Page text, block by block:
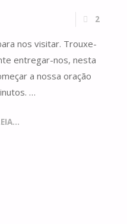
2
nos visitar. Trouxe-
entregar-nos, nesta
a nossa oração
…